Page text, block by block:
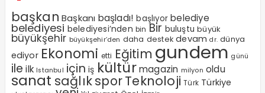
başkan Başkanı başladı! başlıyor belediye
belediyesi belediyesi’nden bin Bir buluştu büyük
büyükşehir büyükşehir’den daha destek devam dr. dünya
ediyor Ekonomi etti Eğitim gundem günü
ile ilk Istanbul için iş kültür magazin milyon oldu
sanat sağlıksporTeknoloji Türk Türkiye